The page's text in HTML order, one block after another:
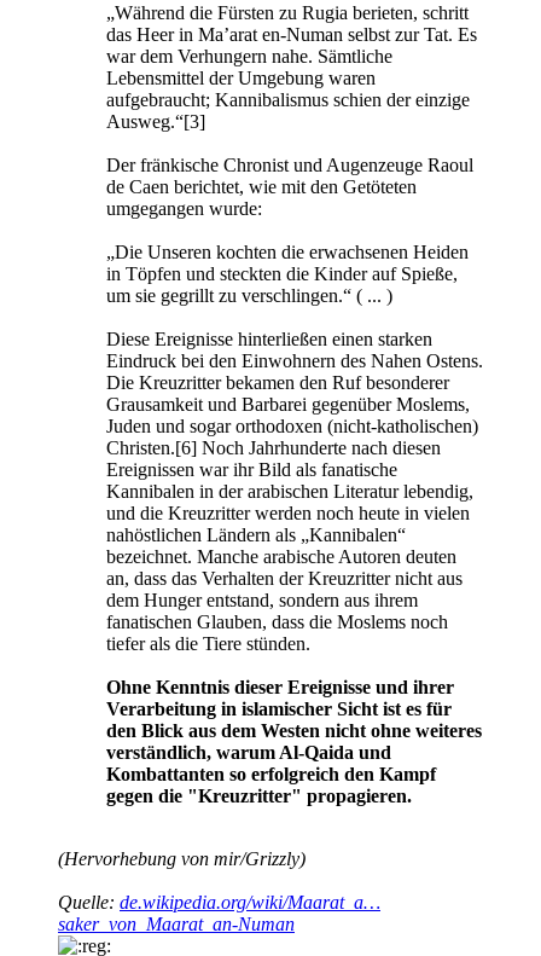
„Während die Fürsten zu Rugia berieten, schritt
das Heer in Ma’arat en-Numan selbst zur Tat. Es
war dem Verhungern nahe. Sämtliche
Lebensmittel der Umgebung waren
aufgebraucht; Kannibalismus schien der einzige
Ausweg.“[3]
Der fränkische Chronist und Augenzeuge Raoul
de Caen berichtet, wie mit den Getöteten
umgegangen wurde:
„Die Unseren kochten die erwachsenen Heiden
in Töpfen und steckten die Kinder auf Spieße,
um sie gegrillt zu verschlingen.“ ( ... )
Diese Ereignisse hinterließen einen starken
Eindruck bei den Einwohnern des Nahen Ostens.
Die Kreuzritter bekamen den Ruf besonderer
Grausamkeit und Barbarei gegenüber Moslems,
Juden und sogar orthodoxen (nicht-katholischen)
Christen.[6] Noch Jahrhunderte nach diesen
Ereignissen war ihr Bild als fanatische
Kannibalen in der arabischen Literatur lebendig,
und die Kreuzritter werden noch heute in vielen
nahöstlichen Ländern als „Kannibalen“
bezeichnet. Manche arabische Autoren deuten
an, dass das Verhalten der Kreuzritter nicht aus
dem Hunger entstand, sondern aus ihrem
fanatischen Glauben, dass die Moslems noch
tiefer als die Tiere stünden.
Ohne Kenntnis dieser Ereignisse und ihrer
Verarbeitung in islamischer Sicht ist es für
den Blick aus dem Westen nicht ohne weiteres
verständlich, warum Al-Qaida und
Kombattanten so erfolgreich den Kampf
gegen die "Kreuzritter" propagieren.
(Hervorhebung von mir/Grizzly)
Quelle: de.wikipedia.org/wiki/Maarat_a…
saker_von_Maarat_an-Numan